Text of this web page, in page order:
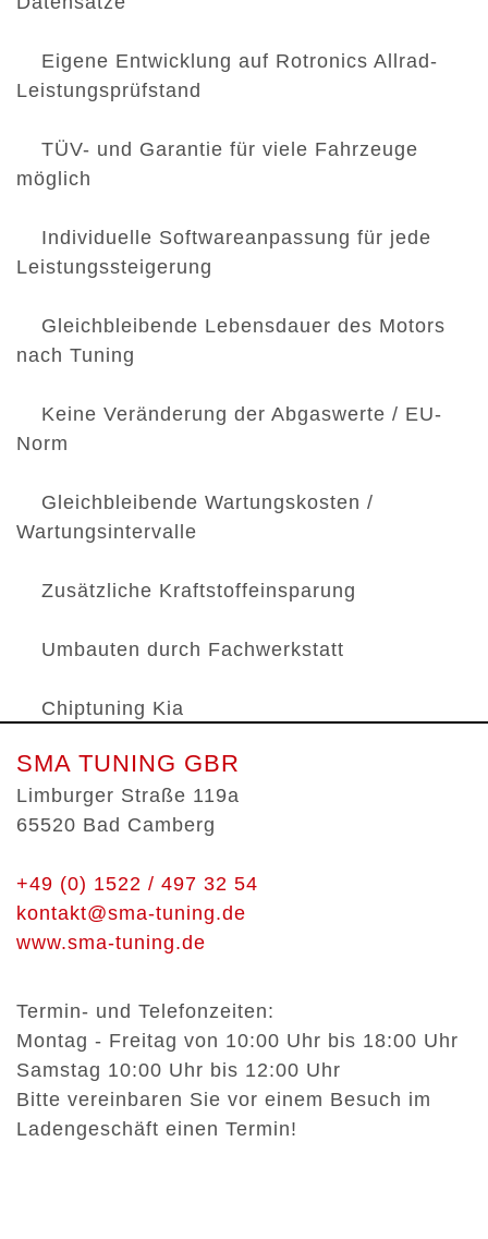
Eigene Entwicklung auf Rotronics Allrad-
Leistungsprüfstand
TÜV- und Garantie für viele Fahrzeuge
möglich
Individuelle Softwareanpassung für jede
Leistungssteigerung
Gleichbleibende Lebensdauer des Motors
nach Tuning
Keine Veränderung der Abgaswerte / EU-
Norm
Gleichbleibende Wartungskosten /
Wartungsintervalle
Zusätzliche Kraftstoffeinsparung
Umbauten durch Fachwerkstatt
Chiptuning Kia
SMA TUNING GBR
Limburger Straße 119a
65520 Bad Camberg
+49 (0) 1522 / 497 32 54
kontakt@sma-tuning.de
www.sma-tuning.de
Termin- und Telefonzeiten:
Montag - Freitag von 10:00 Uhr bis 18:00 Uhr
Samstag 10:00 Uhr bis 12:00 Uhr
Bitte vereinbaren Sie vor einem Besuch im
Ladengeschäft einen Termin!